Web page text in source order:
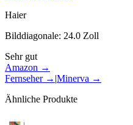
Haier
Bilddiagonale: 24.0 Zoll
Sehr gut
Amazon →
Fernseher→ |Minerva →
Ähnliche Produkte